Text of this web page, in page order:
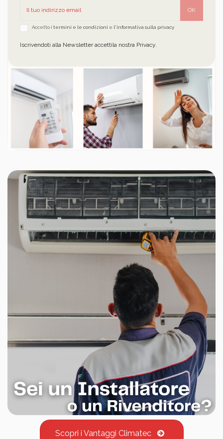
Accetto i termini e le condizioni e l'informativa sulla privacy
Iscrivendoti alla Newsletter accettila nostra Privacy.
Scopri i Vantaggi Climatec